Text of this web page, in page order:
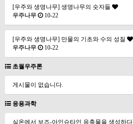
[우주와 생명나무] 생명나무의 숫자들
우주나무
10-22
[우주와 생명나무] 만물의 기초와 수의 성질
우주나무
10-22
초월우주론
게시물이 없습니다.
응용과학
실온에서 보즈-아인슈타인 응축물을 생성하다